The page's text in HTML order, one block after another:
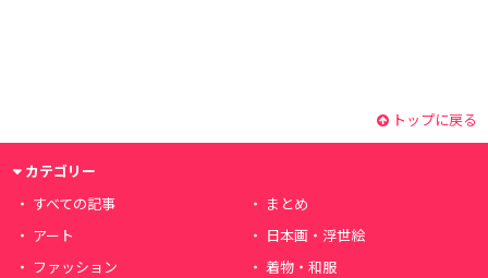
トップに戻る
カテゴリー
すべての記事
まとめ
アート
日本画・浮世絵
ファッション
着物・和服